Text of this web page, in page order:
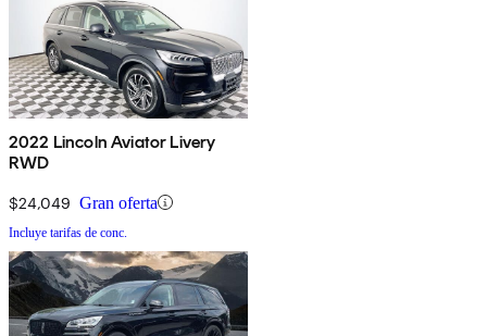
2022 Lincoln Aviator Livery
RWD
$24,049 Gran oferta
Incluye tarifas de conc.